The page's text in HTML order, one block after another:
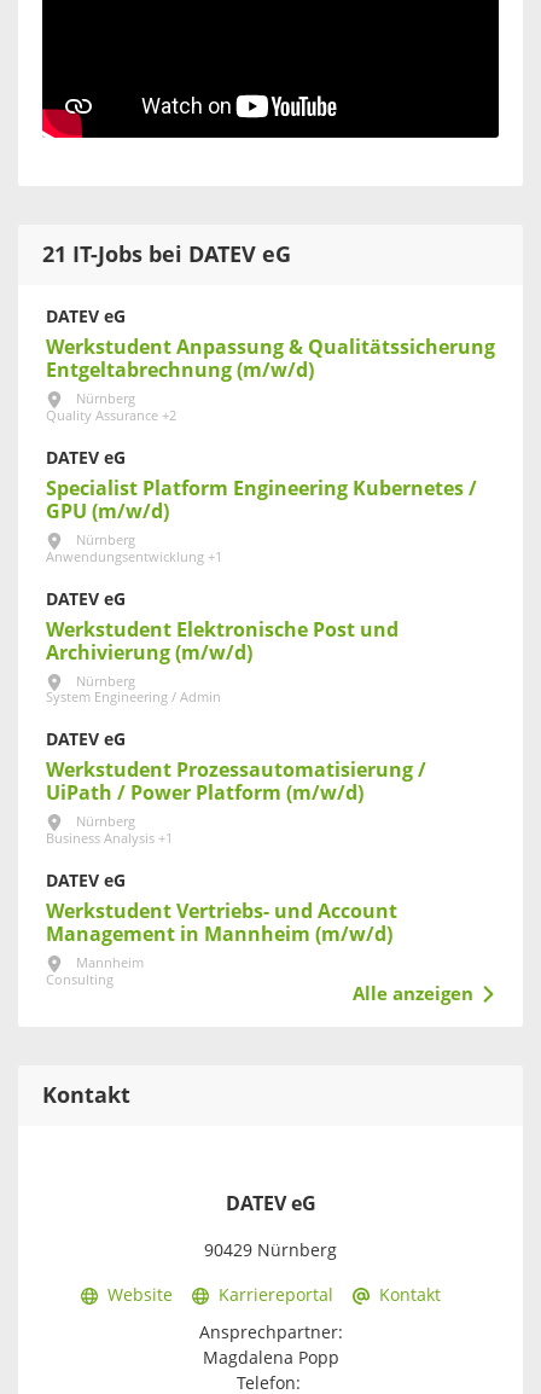
21 IT-Jobs bei DATEV eG
DATEV eG
Werkstudent Anpassung & Qualitätssicherung
Entgeltabrechnung (m/w/d)
Nürnberg
Quality Assurance +2
DATEV eG
Specialist Platform Engineering Kubernetes /
GPU (m/w/d)
Nürnberg
Anwendungsentwicklung +1
DATEV eG
Werkstudent Elektronische Post und
Archivierung (m/w/d)
Nürnberg
System Engineering / Admin
DATEV eG
Werkstudent Prozessautomatisierung /
UiPath / Power Platform (m/w/d)
Nürnberg
Business Analysis +1
DATEV eG
Werkstudent Vertriebs- und Account
Management in Mannheim (m/w/d)
Mannheim
Consulting
Alle anzeigen
Kontakt
DATEV eG
90429 Nürnberg
Website Karriereportal
Kontakt
Ansprechpartner:
Magdalena Popp
Telefon: